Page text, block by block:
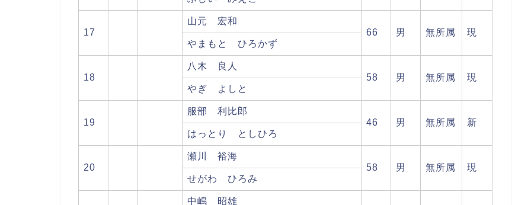
17
山元 宏和
66
男 無所属
現
やまもと ひろかず
18
八木 良人
58
男 無所属
現
やぎ よしと
19
服部 利比郎
46
男 無所属
新
はっとり としひろ
20
瀬川 裕海
58
男 無所属
現
せがわ ひろみ
中嶋 昭雄